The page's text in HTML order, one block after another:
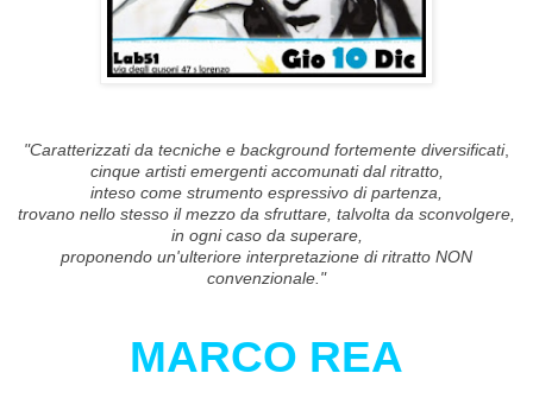
"Caratterizzati da tecniche e background fortemente diversificati,
cinque artisti emergenti accomunati dal ritratto,
inteso come strumento espressivo di partenza,
trovano nello stesso il mezzo da sfruttare, talvolta da sconvolgere,
in ogni caso da superare,
proponendo un'ulteriore interpretazione di ritratto NON
convenzionale. "
MARCO REA